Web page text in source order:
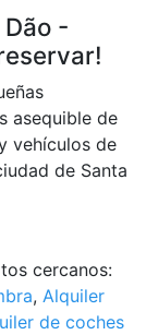
-
asequible de
vehículos de
de Santa
cercanos:
, Alquiler
de coches